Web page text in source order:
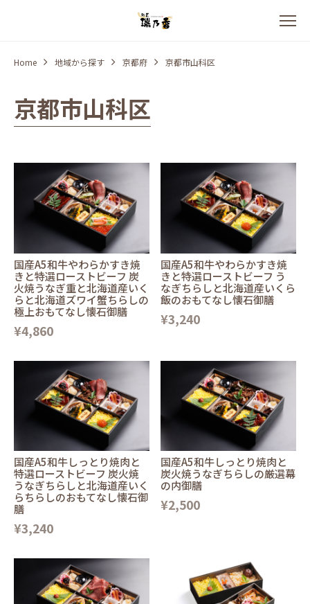
Home 地域から探す 京都府 京都市山科区
京都市山科区
国産A5和牛やわらかすき焼
きと特選ローストビーフ 炭
火焼うなぎ重と北海道産いく
らと北海道ズワイ蟹ちらしの
極上おもてなし懐石御膳
¥4,860
国産A5和牛やわらかすき焼
きと特選ローストビーフ う
なぎちらしと北海道産いくら
飯のおもてなし懐石御膳
¥3,240
国産A5和牛しっとり焼肉と
特選ローストビーフ 炭火焼
うなぎちらしと北海道産いく
らちらしのおもてなし懐石御
膳
¥3,240
国産A5和牛しっとり焼肉と
炭火焼うなぎちらしの厳選幕
の内御膳
¥2,500